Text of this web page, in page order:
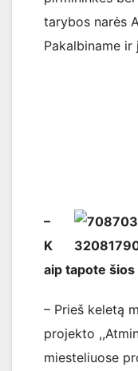
tarybos narės
Pakalbiname ir
–
K
aip tapote
– Prieš keletą
projekto
miesteliuose